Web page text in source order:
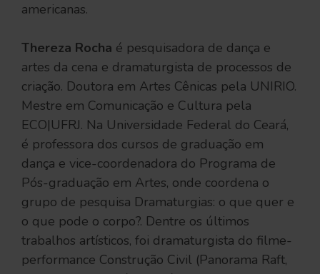
americanas.
Thereza Rocha é pesquisadora de dança e
artes da cena e dramaturgista de processos de
criação. Doutora em Artes Cênicas pela UNIRIO.
Mestre em Comunicação e Cultura pela
ECO|UFRJ. Na Universidade Federal do Ceará,
é professora dos cursos de graduação em
dança e vice-coordenadora do Programa de
Pós-graduação em Artes, onde coordena o
grupo de pesquisa Dramaturgias: o que quer e
o que pode o corpo?. Dentre os últimos
trabalhos artísticos, foi dramaturgista do filme-
performance Construção Civil (Panorama Raft,